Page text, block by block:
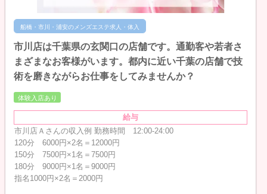
船橋・市川・浦安のメンズエステ求人・体入
市川店は千葉県の玄関口の店舗です。通勤客や若者さ
まざまなお客様がいます。都内に近い千葉の店舗で技
術を磨きながらお仕事をしてみませんか？
体験入店あり
給与
市川店Ａさんの収入例 勤務時間 12:00-24:00
120分 6000円×2名＝12000円
150分 7500円×1名＝7500円
180分 9000円×1名＝9000円
指名1000円×2名＝2000円